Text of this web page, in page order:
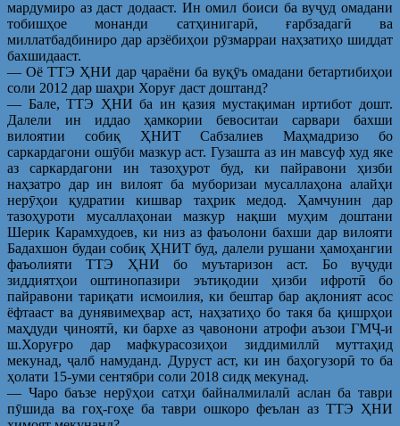
мардумиро аз даст додааст. Ин омил боиси ба вуҷуд омадани
тобишҳое монанди сатҳинигарӣ, ғарбзадагӣ ва
миллатбадбиниро дар арзёбиҳои рӯзмарраи наҳзатиҳо шиддат
бахшидааст.
— Оё ТТЭ ҲНИ дар ҷараёни ба вуқӯъ омадани бетартибиҳои
соли 2012 дар шаҳри Хоруғ даст доштанд?
— Бале, ТТЭ ҲНИ ба ин қазия мустақиман иртибот дошт.
Далели ин иддао ҳамкории бевоситаи сарвари бахши
вилоятии собиқ ҲНИТ Сабзалиев Маҳмадризо бо
саркардагони ошӯби мазкур аст. Гузашта аз ин мавсуф худ яке
аз саркардагони ин тазоҳурот буд, ки пайравони ҳизби
наҳзатро дар ин вилоят ба муборизаи мусаллаҳона алайҳи
нерӯҳои қудратии кишвар таҳрик медод. Ҳамчунин дар
тазоҳуроти мусаллаҳонаи мазкур нақши муҳим доштани
Шерик Карамхудоев, ки низ аз фаъолони бахши дар вилояти
Бадахшон будаи собиқ ҲНИТ буд, далели рушани ҳамоҳангии
фаъолияти ТТЭ ҲНИ бо муътаризон аст. Бо вуҷуди
зиддиятҳои оштинопазири эътиқодии ҳизби ифротӣ бо
пайравони тариқати исмоилия, ки бештар бар ақлоният асос
ёфтааст ва дунявимеҳвар аст, наҳзатиҳо бо такя ба қишрҳои
маҳдуди ҷиноятӣ, ки бархе аз ҷавонони атрофи аъзои ГМҶ-и
ш.Хоруғро дар мафкурасозиҳои зиддимиллӣ муттаҳид
мекунад, ҷалб намуданд. Дуруст аст, ки ин баҳогузорӣ то ба
ҳолати 15-уми сентябри соли 2018 сидқ мекунад.
— Чаро баъзе нерӯҳои сатҳи байналмилалӣ аслан ба таври
пӯшида ва гоҳ-гоҳе ба таври ошкоро феълан аз ТТЭ ҲНИ